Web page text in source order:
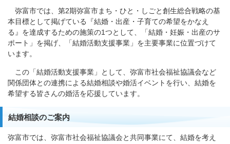
弥富市では、第2期弥富市まち・ひと・しごと創生総合戦略の基
本目標として掲げている『結婚・出産・子育ての希望をかなえ
る』を達成するための施策の1つとして、「結婚・妊娠・出産のサ
ポート」を掲げ、「結婚活動支援事業」を主要事業に位置づけて
います。
この「結婚活動支援事業」として、弥富市社会福祉協議会など
関係団体との連携による結婚相談や婚活イベントを行い、結婚を
希望する皆さんの婚活を応援しています。
結婚相談のご案内
弥富市では、弥富市社会福祉協議会と共同事業にて、結婚を考え